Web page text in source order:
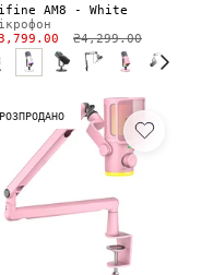
AM8 - White
₴4,299.00
РОЗПРОДАНО